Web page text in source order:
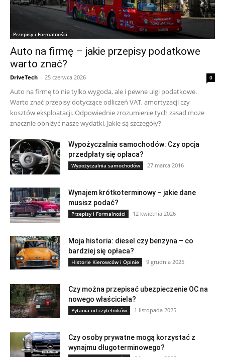
Przepisy i Formalności
Auto na firmę – jakie przepisy podatkowe
warto znać?
DriveTech - 25 czerwca 2026 0
Auto na firmę to nie tylko wygoda, ale i pewne ulgi podatkowe.
Warto znać przepisy dotyczące odliczeń VAT, amortyzacji czy
kosztów eksploatacji. Odpowiednie zrozumienie tych zasad może
znacznie obniżyć nasze wydatki. Jakie są szczegóły?
Wypożyczalnia samochodów: Czy opcja
przedpłaty się opłaca?
Wypożyczalnia samochodów 27 marca 2016
Wynajem krótkoterminowy – jakie dane
musisz podać?
Przepisy i Formalności 12 kwietnia 2026
Moja historia: diesel czy benzyna – co
bardziej się opłaca?
Historie Kierowców i Opinie 9 grudnia 2025
Czy można przepisać ubezpieczenie OC na
nowego właściciela?
Pytania od czytelników 1 listopada 2025
Czy osoby prywatne mogą korzystać z
wynajmu długoterminowego?